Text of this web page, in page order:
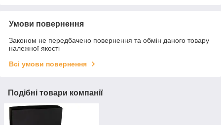
Умови повернення
Законом не передбачено повернення та обмін даного товару
належної якості
Всі умови повернення
Подібні товари компанії